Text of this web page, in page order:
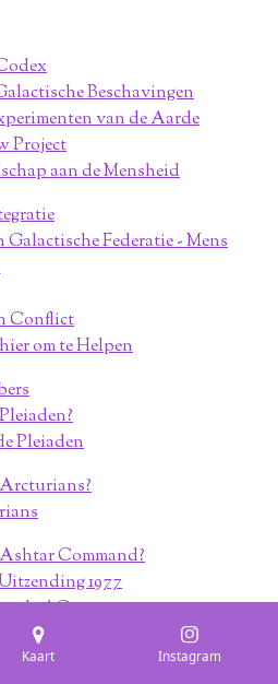
Beschavingen
van de Aarde
Project
aan de Mensheid
Galactische Federatie - Mens
Conflict
om te Helpen
Pleiaden
Command?
1977
de AC
Kaart Instagram